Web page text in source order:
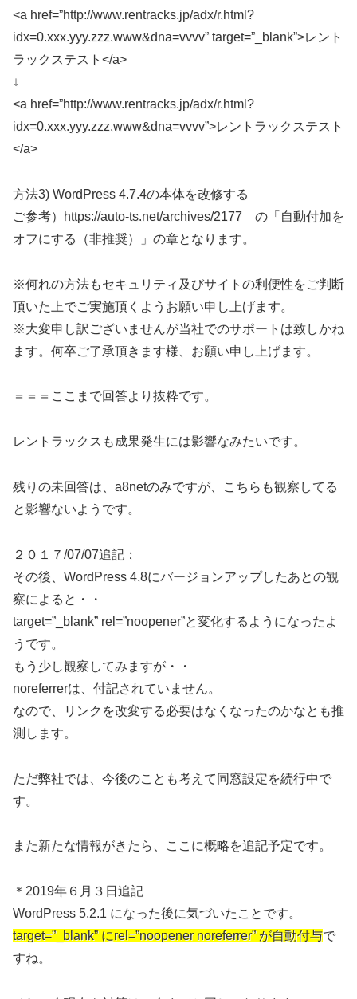
<a href=”http://www.rentracks.jp/adx/r.html?
idx=0.xxx.yyy.zzz.www&dna=vvvv” target=”_blank”>レント
ラックステスト</a>
↓
<a href=”http://www.rentracks.jp/adx/r.html?
idx=0.xxx.yyy.zzz.www&dna=vvvv”>レントラックステスト
</a>
方法3) WordPress 4.7.4の本体を改修する
ご参考）https://auto-ts.net/archives/2177 の「自動付加を
オフにする（非推奨）」の章となります。
※何れの方法もセキュリティ及びサイトの利便性をご判断
頂いた上でご実施頂くようお願い申し上げます。
※大変申し訳ございませんが当社でのサポートは致しかね
ます。何卒ご了承頂きます様、お願い申し上げます。
＝＝＝ここまで回答より抜粋です。
レントラックスも成果発生には影響なみたいです。
残りの未回答は、a8netのみですが、こちらも観察してる
と影響ないようです。
２０１７/07/07追記：
その後、WordPress 4.8にバージョンアップしたあとの観
察によると・・
target=”_blank” rel=”noopener”と変化するようになったよ
うです。
もう少し観察してみますが・・
noreferrerは、付記されていません。
なので、リンクを改変する必要はなくなったのかなとも推
測します。
ただ弊社では、今後のことも考えて同窓設定を続行中で
す。
また新たな情報がきたら、ここに概略を追記予定です。
＊2019年６月３日追記
WordPress 5.2.1 になった後に気づいたことです。
target=”_blank” にrel=”noopener noreferrer” が自動付与で
すね。